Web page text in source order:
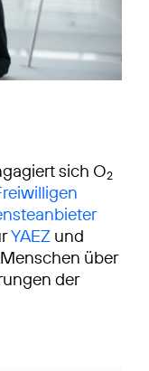
sich O2
YAEZ und
über
der